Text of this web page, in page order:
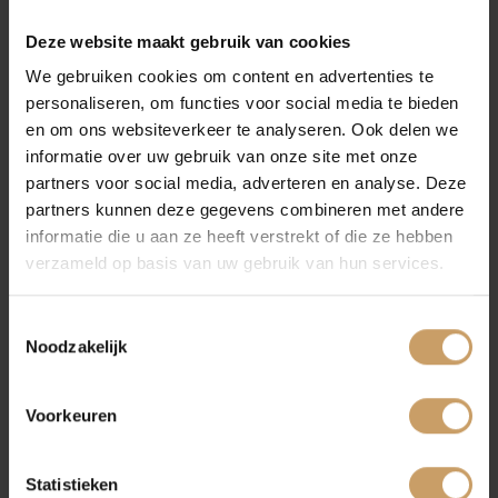
Deze website maakt gebruik van cookies
We gebruiken cookies om content en advertenties te
personaliseren, om functies voor social media te bieden
en om ons websiteverkeer te analyseren. Ook delen we
informatie over uw gebruik van onze site met onze
partners voor social media, adverteren en analyse. Deze
partners kunnen deze gegevens combineren met andere
informatie die u aan ze heeft verstrekt of die ze hebben
verzameld op basis van uw gebruik van hun services.
Noodzakelijk
Voorkeuren
Statistieken
Lees verder
IJsvrij de wintermaanden door!
Financiering
Autoverzekeringen
Verkoop
Auto onderhoud
Over Autobedrijf De Baaij